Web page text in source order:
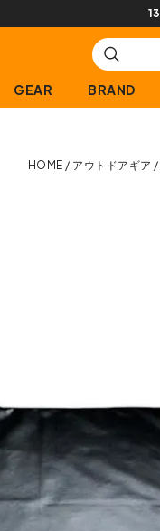
GEAR BRAND
HOME アウトドアギア